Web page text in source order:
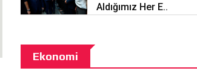
Aldığımız Her E..
Ekonomi